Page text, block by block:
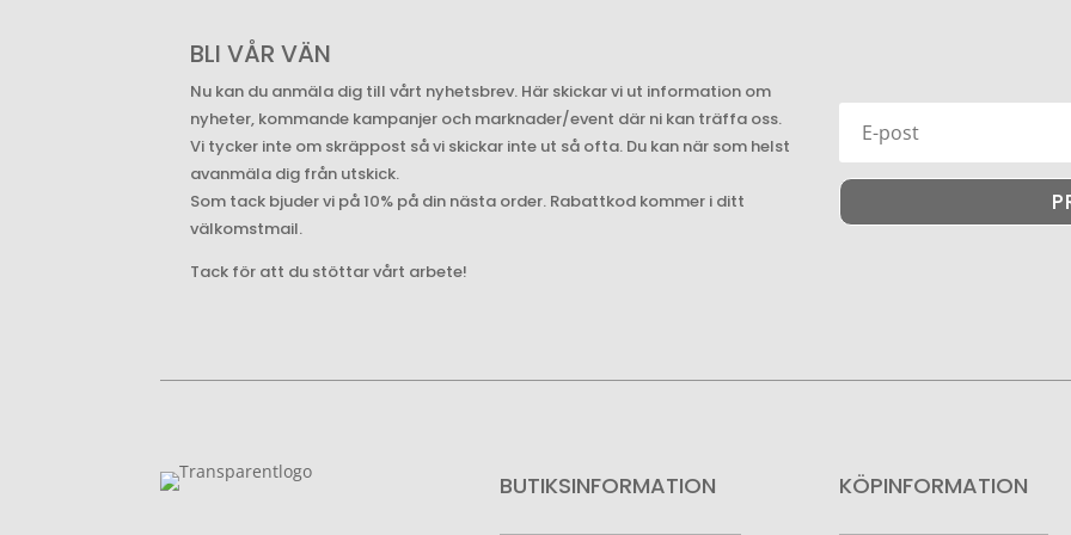
BLI VÅR VÄN
Nu kan du anmäla dig till vårt nyhetsbrev. Här skickar vi ut information om
nyheter, kommande kampanjer och marknader/event där ni kan träffa oss.
Vi tycker inte om skräppost så vi skickar inte ut så ofta. Du kan när som helst
avanmäla dig från utskick.
Som tack bjuder vi på 10% på din nästa order. Rabattkod kommer i ditt
välkomstmail.
Tack för att du stöttar vårt arbete!
BUTIKSINFORMATION KÖPINFORMATION